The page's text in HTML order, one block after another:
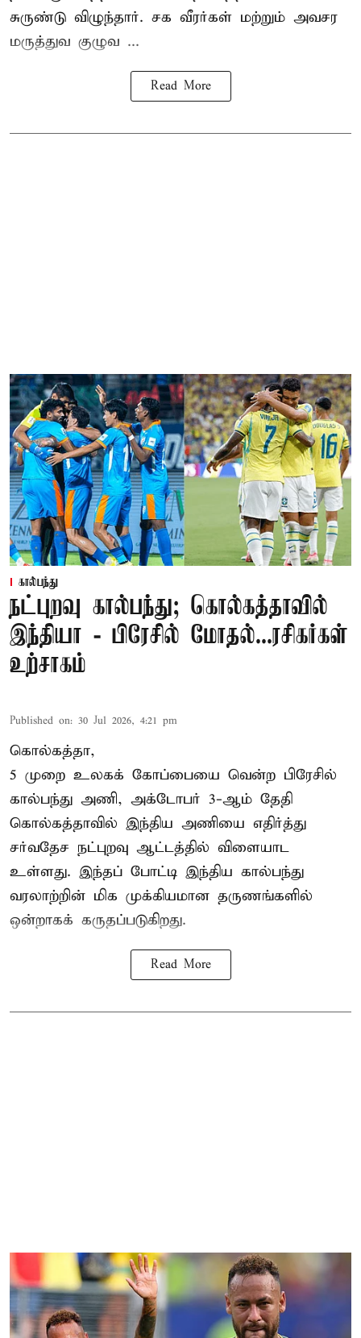
சுருண்டு விழுந்தார். சக வீரர்கள் மற்றும் அவசர
மருத்துவ குழுவ ...
Read More
கால்பந்து
நட்புறவு கால்பந்து; கொல்கத்தாவில்
இந்தியா - பிரேசில் மோதல்...ரசிகர்கள்
உற்சாகம்
Published on: 30 Jul 2026, 4:21 pm
கொல்கத்தா,
5 முறை உலகக் கோப்பையை வென்ற பிரேசில்
கால்பந்து அணி, அக்டோபர் 3-ஆம் தேதி
கொல்கத்தாவில் இந்திய அணியை எதிர்த்து
சர்வதேச நட்புறவு ஆட்டத்தில் விளையாட
உள்ளது. இந்தப் போட்டி இந்திய கால்பந்து
வரலாற்றின் மிக முக்கியமான தருணங்களில்
ஒன்றாகக் கருதப்படுகிறது.
Read More